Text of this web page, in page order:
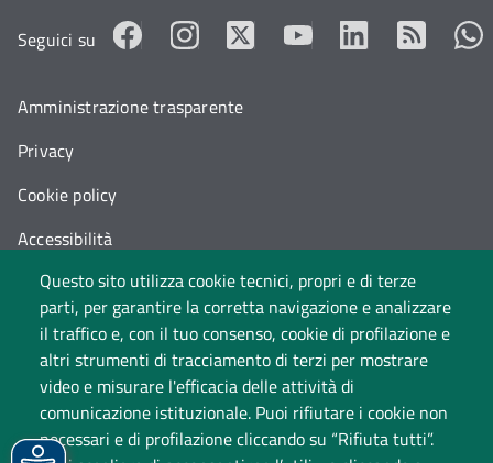
Questo sito utilizza cookie tecnici, propri e di terze
parti, per garantire la corretta navigazione e analizzare
il traffico e, con il tuo consenso, cookie di profilazione e
altri strumenti di tracciamento di terzi per mostrare
video e misurare l'efficacia delle attività di
comunicazione istituzionale. Puoi rifiutare i cookie non
necessari e di profilazione cliccando su “Rifiuta tutti”.
Seguici su
Amministrazione trasparente
Privacy
Cookie policy
Accessibilità
Cambia idea sui cookie
Dati di monitoraggio